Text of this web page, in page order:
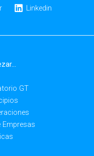
Linkedin
GT
Empresas